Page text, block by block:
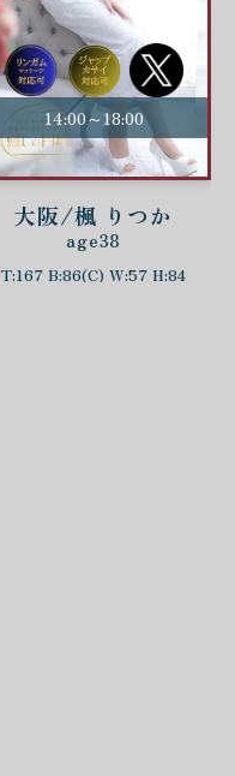
14:00～18:00
大阪/楓 りつか
age38
T:167 B:86(C) W:57 H:84